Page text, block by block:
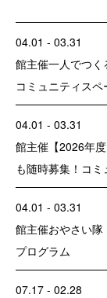
04.01 - 03.31
館主催一人でつく
コミュニティスペ
04.01 - 03.31
館主催 【2026年
も随時募集！ コミ
04.01 - 03.31
館主催おやさい
プログラム
07.17 - 02.28